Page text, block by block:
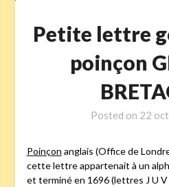
Petite lettre
poinçon
Posted on 22
Poinçon anglais (Office de
cette lettre appartenait à un
et terminé en 1696 (lettres J U